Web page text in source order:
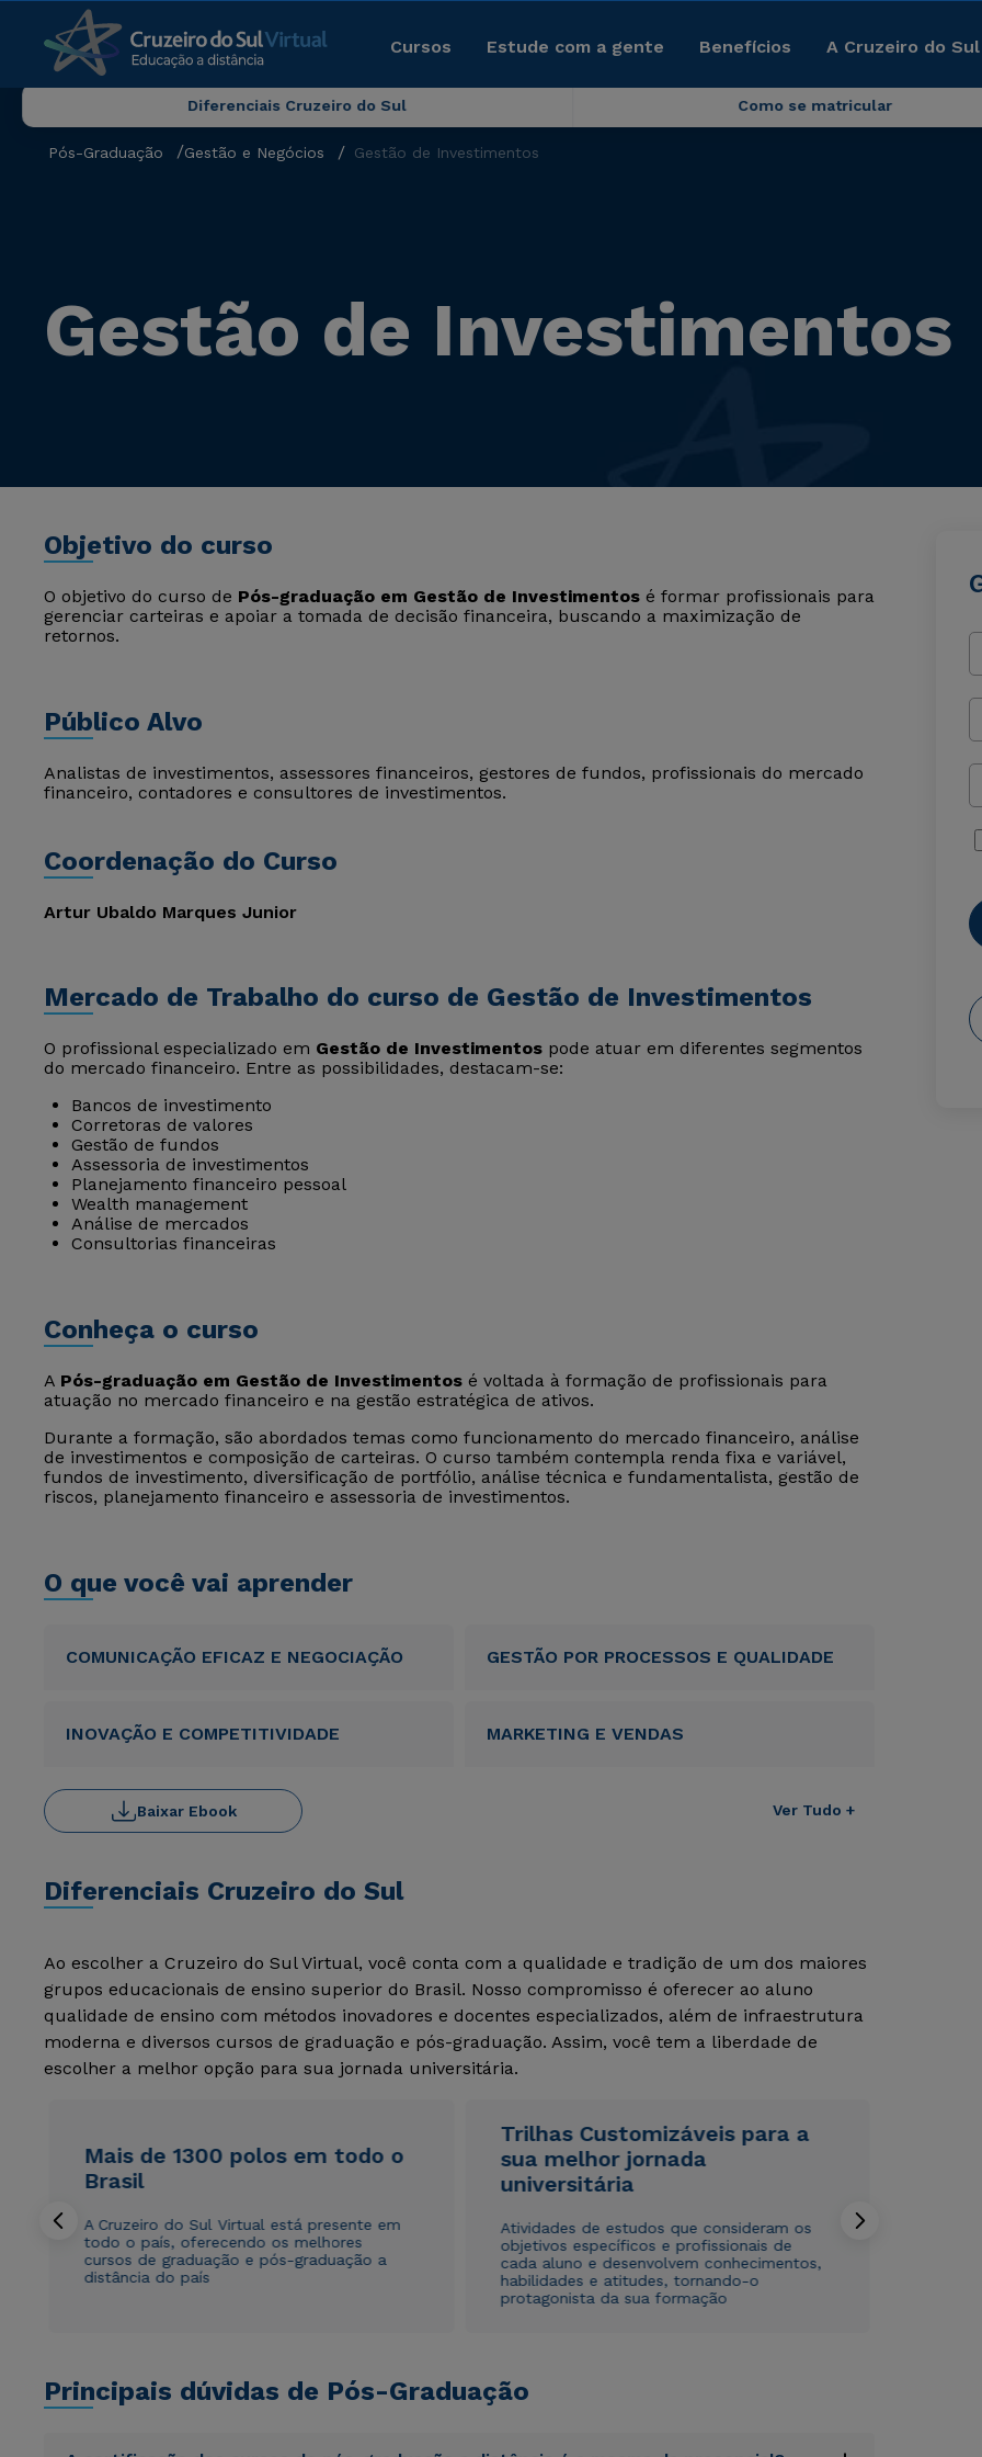
Cursos Estude com a gente Benefícios A Cruzeiro do
Diferenciais Cruzeiro do Sul Como se matricular
Pós-Graduação Gestão e Negócios Gestão de Investimentos
Gestão de Investimentos
Objetivo do curso
O objetivo do curso de Pós-graduação em Gestão de Investimentos é formar profissionais para
gerenciar carteiras e apoiar a tomada de decisão financeira, buscando a maximização de
retornos.
Público Alvo
Analistas de investimentos, assessores financeiros, gestores de fundos, profissionais do mercado
financeiro, contadores e consultores de investimentos.
Coordenação do Curso
Artur Ubaldo Marques Junior
Mercado de Trabalho do curso de Gestão de Investimentos
O profissional especializado em Gestão de Investimentos pode atuar em diferentes segmentos
do mercado financeiro. Entre as possibilidades, destacam-se:
Bancos de investimento
Corretoras de valores
Gestão de fundos
Assessoria de investimentos
Planejamento financeiro pessoal
Wealth management
Análise de mercados
Consultorias financeiras
Conheça o curso
A Pós-graduação em Gestão de Investimentos é voltada à formação de profissionais para
atuação no mercado financeiro e na gestão estratégica de ativos.
Durante a formação, são abordados temas como funcionamento do mercado financeiro, análise
de investimentos e composição de carteiras. O curso também contempla renda fixa e variável,
fundos de investimento, diversificação de portfólio, análise técnica e fundamentalista, gestão de
riscos, planejamento financeiro e assessoria de investimentos.
O que você vai aprender
COMUNICAÇÃO EFICAZ E NEGOCIAÇÃO GESTÃO POR PROCESSOS E QUALIDADE
INOVAÇÃO E COMPETITIVIDADE MARKETING E VENDAS
Ver Tudo +
Baixar Ebook
Diferenciais Cruzeiro do Sul
Ao escolher a Cruzeiro do Sul Virtual, você conta com a qualidade e tradição de um dos maiores
grupos educacionais de ensino superior do Brasil. Nosso compromisso é oferecer ao aluno
qualidade de ensino com métodos inovadores e docentes especializados, além de infraestrutura
moderna e diversos cursos de graduação e pós-graduação. Assim, você tem a liberdade de
escolher a melhor opção para sua jornada universitária.
Mais de 1300 polos em todo o
Brasil
A Cruzeiro do Sul Virtual está presente em
todo o país, oferecendo os melhores
cursos de graduação e pós-graduação a
distância do país
Trilhas Customizáveis para a
sua melhor jornada
universitária
Atividades de estudos que consideram os
objetivos específicos e profissionais de
cada aluno e desenvolvem conhecimentos,
habilidades e atitudes, tornando-o
protagonista da sua formação
Principais dúvidas de Pós-Graduação
Rápido e fácil
WhatsApp
ou
Rápido e fácil
WhatsApp
ou